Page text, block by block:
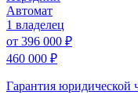
Автомат
1 владелец
от 396 000 ₽
460 000 ₽
Гарантия юридической